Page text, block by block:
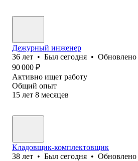
Дежурный инженер
36 лет • Был сегодня • Обновлено
90 000 ₽
Активно ищет работу
Общий опыт
15 лет 8 месяцев
Кладовщик-комплектовщик
38 лет • Был сегодня • Обновлено